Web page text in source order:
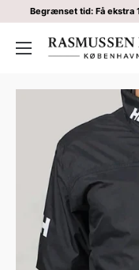
Begrænset tid: Få ekstra